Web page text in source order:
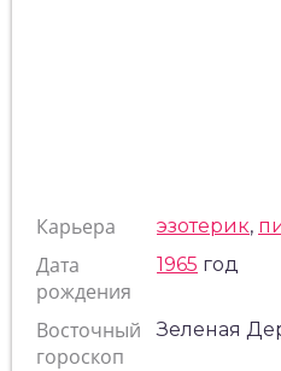
Карьера эзотерик,
Дата
рождения
1965 год
Восточный
гороскоп
Зеленая